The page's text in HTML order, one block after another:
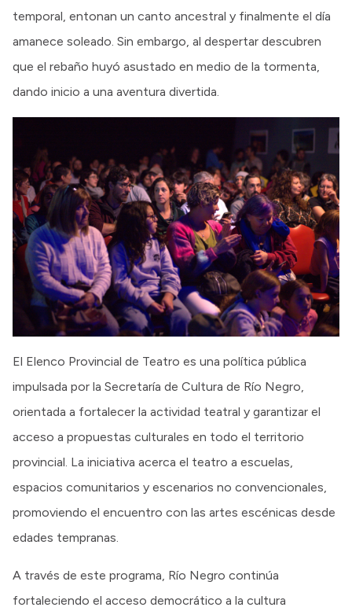
temporal, entonan un canto ancestral y finalmente el día
amanece soleado. Sin embargo, al despertar descubren
que el rebaño huyó asustado en medio de la tormenta,
dando inicio a una aventura divertida.
El Elenco Provincial de Teatro es una política pública
impulsada por la Secretaría de Cultura de Río Negro,
orientada a fortalecer la actividad teatral y garantizar el
acceso a propuestas culturales en todo el territorio
provincial. La iniciativa acerca el teatro a escuelas,
espacios comunitarios y escenarios no convencionales,
promoviendo el encuentro con las artes escénicas desde
edades tempranas.
A través de este programa, Río Negro continúa
fortaleciendo el acceso democrático a la cultura